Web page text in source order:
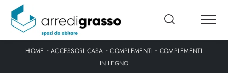
HOME -ACCESSORI CASA -COMPLEMENTI - COMPLEMENTI
IN LEGNO